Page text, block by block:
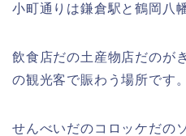
小町通りは鎌倉駅と鶴岡八
飲食店だの土産物店だのが
の観光客で賑わう場所です。
せんべいだのコロッケだの